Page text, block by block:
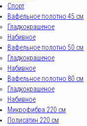
Спорт
Вафельное полотно 45 см
Гладкокрашеное
Набивное
Вафельное полотно 50 см
Гладкокрашеное
Набивное
Вафельное полотно 80 см
Гладкокрашеное
Набивное
Микрофибра 220 см
Полисатин 220 см